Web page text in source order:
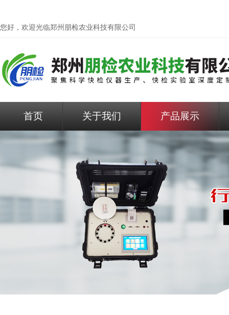
您好，欢迎光临郑州朋检农业科技有限公司
首页 关于我们 产品展示